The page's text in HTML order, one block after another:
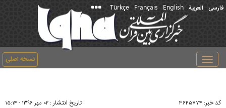
فارسی العربیة English
Français
Türkçe
نسخه اصلی
Toggle
navigation
کد خبر: ۳۶۴۵۷۷۴ تاریخ انتشار : ۰۲ مهر ۱۳۹۶ - ۱۵:۱۴